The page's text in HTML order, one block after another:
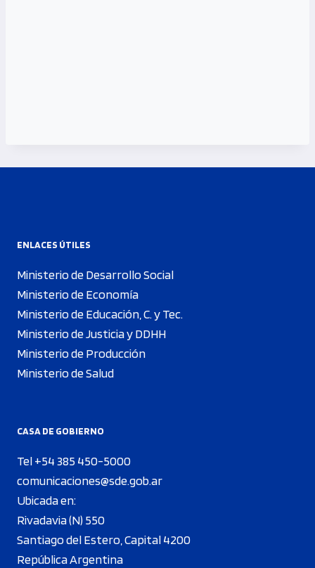
ENLACES ÚTILES
Ministerio de Desarrollo Social
Ministerio de Economía
Ministerio de Educación, C. y Tec.
Ministerio de Justicia y DDHH
Ministerio de Producción
Ministerio de Salud
CASA DE GOBIERNO
Tel +54 385 450-5000
comunicaciones@sde.gob.ar
Ubicada en:
Rivadavia (N) 550
Santiago del Estero, Capital 4200
República Argentina